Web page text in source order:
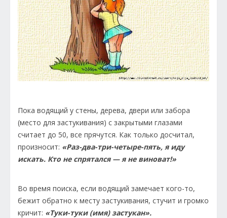
Пока водящий у стены, дерева, двери или забора
(место для застукивания) с закрытыми глазами
считает до 50, все прячутся. Как только досчитал,
произносит: «Раз-два-три-четыре-пять, я иду
искать. Кто не спрятался — я не виноват!»
Во время поиска, если водящий замечает кого-то,
бежит обратно к месту застукивания, стучит и громко
кричит: «Туки-туки (имя) застукан».